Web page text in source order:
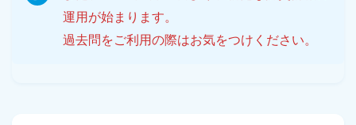
運用が始まります。
過去問をご利用の際はお気をつけください。